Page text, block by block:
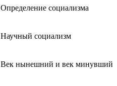
Определение социализма
Научный социализм
Век нынешний и век минувший